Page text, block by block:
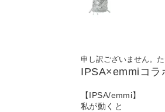
申し訳ございません。
IPSA×emmiコラ
【IPSA/emmi】
私が動くと